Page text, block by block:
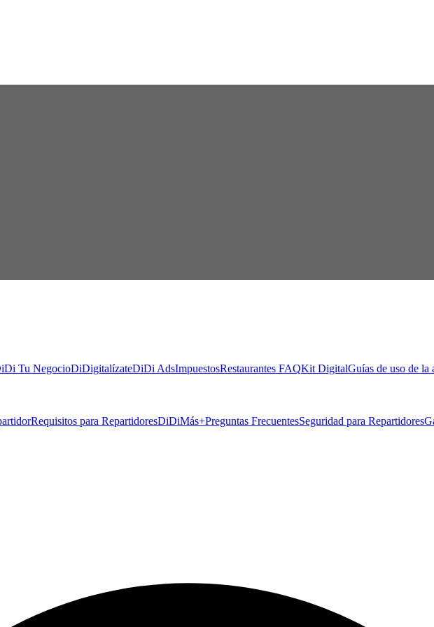
Tu NegocioDiDigitalízateDiDi AdsImpuestosRestaurantes FAQKit DigitalGuías de uso de la
Requisitos para RepartidoresDiDiMás+Preguntas FrecuentesSeguridad para Repartidores